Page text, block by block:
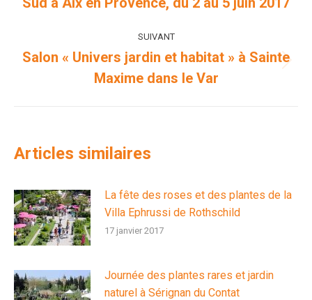
précédent
SUIVANT
suivant
Salon « Univers jardin et habitat » à Sainte
Maxime dans le Var
Articles similaires
La fête des roses et des plantes de la
Villa Ephrussi de Rothschild
17 janvier 2017
Journée des plantes rares et jardin
naturel à Sérignan du Contat